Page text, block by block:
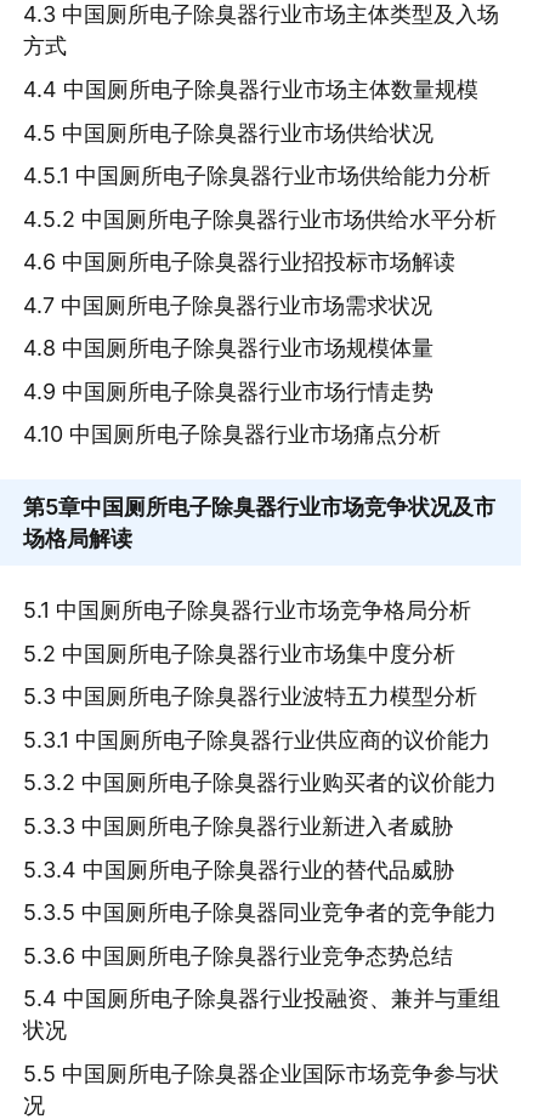
4.3 中国厕所电子除臭器行业市场主体类型及入场
方式
4.4 中国厕所电子除臭器行业市场主体数量规模
4.5 中国厕所电子除臭器行业市场供给状况
4.5.1 中国厕所电子除臭器行业市场供给能力分析
4.5.2 中国厕所电子除臭器行业市场供给水平分析
4.6 中国厕所电子除臭器行业招投标市场解读
4.7 中国厕所电子除臭器行业市场需求状况
4.8 中国厕所电子除臭器行业市场规模体量
4.9 中国厕所电子除臭器行业市场行情走势
4.10 中国厕所电子除臭器行业市场痛点分析
第5章中国厕所电子除臭器行业市场竞争状况及市
场格局解读
5.1 中国厕所电子除臭器行业市场竞争格局分析
5.2 中国厕所电子除臭器行业市场集中度分析
5.3 中国厕所电子除臭器行业波特五力模型分析
5.3.1 中国厕所电子除臭器行业供应商的议价能力
5.3.2 中国厕所电子除臭器行业购买者的议价能力
5.3.3 中国厕所电子除臭器行业新进入者威胁
5.3.4 中国厕所电子除臭器行业的替代品威胁
5.3.5 中国厕所电子除臭器同业竞争者的竞争能力
5.3.6 中国厕所电子除臭器行业竞争态势总结
5.4 中国厕所电子除臭器行业投融资、兼并与重组
状况
5.5 中国厕所电子除臭器企业国际市场竞争参与状
况